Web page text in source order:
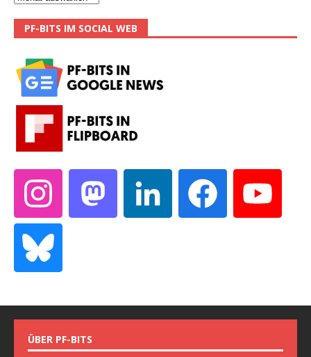
PF-BITS IM SOCIAL WEB
ÜBER PF-BITS